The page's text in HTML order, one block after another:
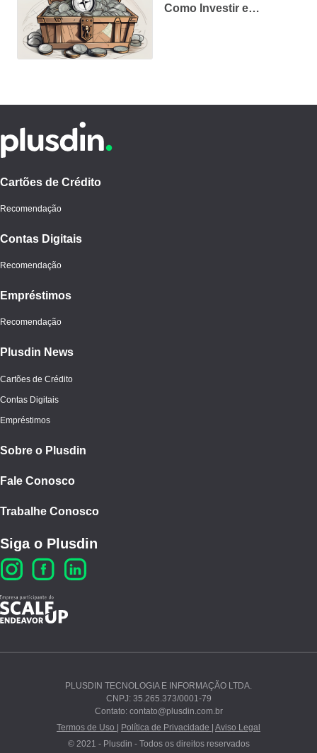
Ao continuar navegando, você concorda com nossos
ePolí­tica de Privacidade.
PROSSEGUIR
Como Investir e
Cartões de Crédito
Recomendação
Contas Digitais
Recomendação
Empréstimos
Recomendação
Plusdin News
Cartões de Crédito
Contas Digitais
Empréstimos
Sobre o Plusdin
Fale Conosco
Trabalhe Conosco
Siga o Plusdin
PLUSDIN TECNOLOGIA E INFORMAÇÃO LTDA.
CNPJ: 35.265.373/0001-79
Contato: contato@plusdin.com.br
Termos de Uso |
Política de Privacidade |
Aviso Legal
© 2021 - Plusdin - Todos os direitos reservados